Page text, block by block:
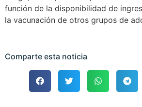
función de la disponibilidad de
la vacunación de otros grupos de
Comparte esta noticia